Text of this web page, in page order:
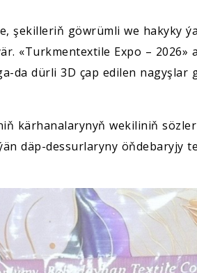
şekilleriň göwrümli we hakyky
«Turkmentextile Expo – 2026»
da dürli 3D çap edilen nagyşlar
kärhanalarynyň wekiliniň
däp-dessurlaryny öňdebaryjy